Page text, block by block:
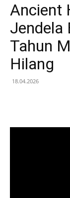
Ancient
Jendela
Tahun
Hilang
18.04.2026